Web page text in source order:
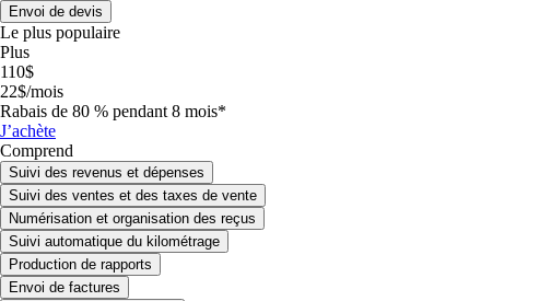
Envoi de devis
Le plus populaire
Plus
110$
22$/mois
Rabais de 80 % pendant 8 mois*
J’achète
Comprend
Suivi des revenus et dépenses
Suivi des ventes et des taxes de vente
Numérisation et organisation des reçus
Suivi automatique du kilométrage
Production de rapports
Envoi de factures